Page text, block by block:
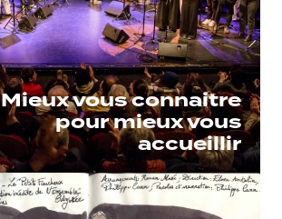
Mieux vous connaitre
pour mieux vous
accueillir